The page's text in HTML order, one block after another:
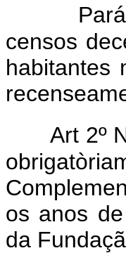
censos
habitantes
Art 2º
os anos
da